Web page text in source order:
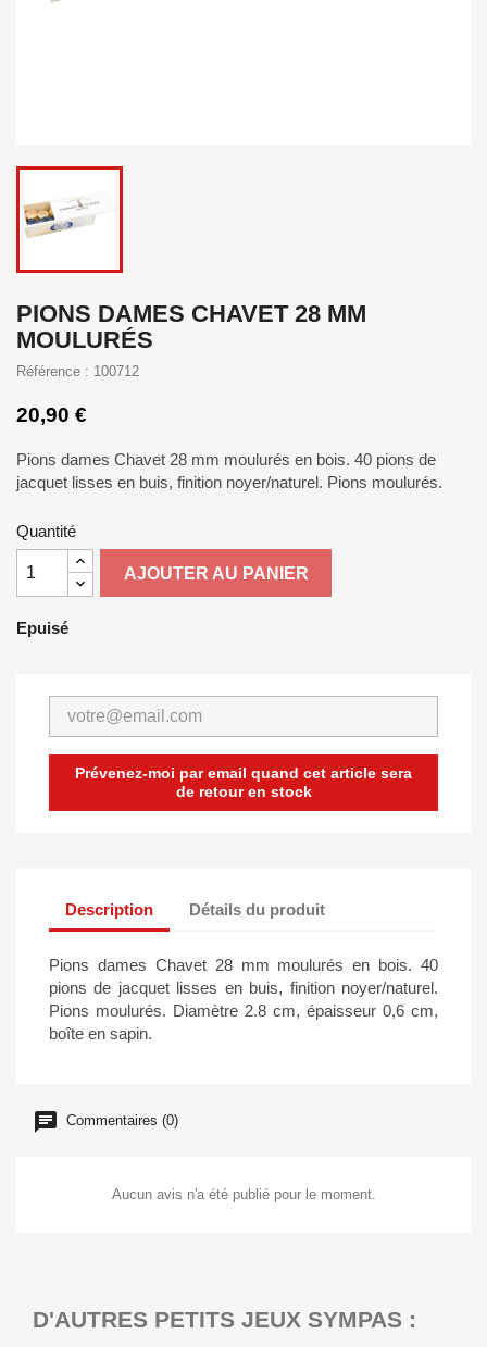
PIONS DAMES CHAVET 28 MM
MOULURÉS
Référence : 100712
20,90 €
Pions dames Chavet 28 mm moulurés en bois. 40 pions de
jacquet lisses en buis, finition noyer/naturel. Pions moulurés.
Quantité
AJOUTER AU PANIER
Epuisé
Prévenez-moi par email quand cet article sera
de retour en stock
Description Détails du produit
Pions dames Chavet 28 mm moulurés en bois. 40
pions de jacquet lisses en buis, finition noyer/naturel.
Pions moulurés. Diamètre 2.8 cm, épaisseur 0,6 cm,
boîte en sapin.
Commentaires (0)
Aucun avis n'a été publié pour le moment.
D'AUTRES PETITS JEUX SYMPAS :